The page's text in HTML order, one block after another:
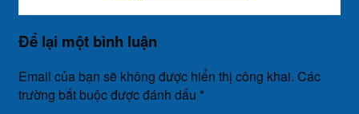
Để lại một bình luận
Email của bạn sẽ không được hiển thị công khai. Các
trường bắt buộc được đánh dấu *